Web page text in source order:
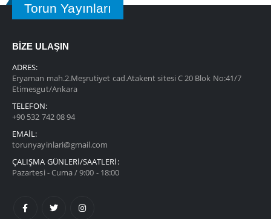
Torun Yayınları
BİZE ULAŞIN
ADRES:
Eryaman mah.2.Meşrutiyet cad.Atakent sitesi C 20 Blok No:41/7
Etimesgut/Ankara
TELEFON:
+90 532 742 08 94
EMAIL:
torunyayinlari@gmail.com
ÇALIŞMA GÜNLERİ/SAATLERİ:
Pazartesi - Cuma / 9:00 - 18:00